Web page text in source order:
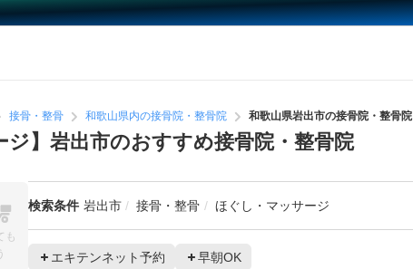
接骨・整骨 和歌山県内の接骨院・整骨院 和歌山県岩出市の接骨院・整骨院
ジ】岩出市のおすすめ接骨院・整骨院
検索条件 岩出市 接骨・整骨 ほぐし・マッサージ
エキテンネット予約 早朝OK
も